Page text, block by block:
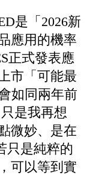
是「2026新
應用的機率
正式發表應
市「可能最
如同兩年前
是我再想
微妙、是在
只是純粹的
可以等到實